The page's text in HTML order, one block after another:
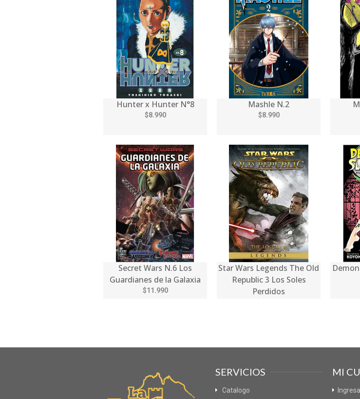
Hunter x Hunter N°8
$8.990
Mashle N.2
$8.990
Secret Wars N.6 Los
Guardianes de la Galaxia
$11.990
Star Wars Legends The Old
Republic 3 Los Soles
Perdidos
SERVICIOS
Catalogo
MI